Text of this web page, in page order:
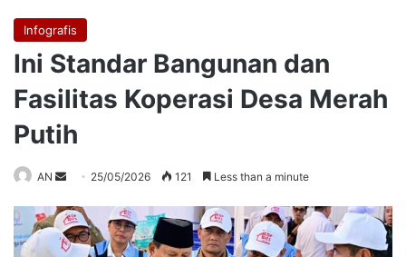
Infografis
Ini Standar Bangunan dan
Fasilitas Koperasi Desa Merah
Putih
AN
Send
email
25/05/2026 121 Less than a minute